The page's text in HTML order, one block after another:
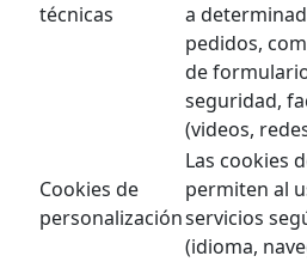
técnicas
a
pedidos,
de
seguridad,
(videos,
Cookies de
personalización
Las cookies
permiten al
servicios
(idioma,